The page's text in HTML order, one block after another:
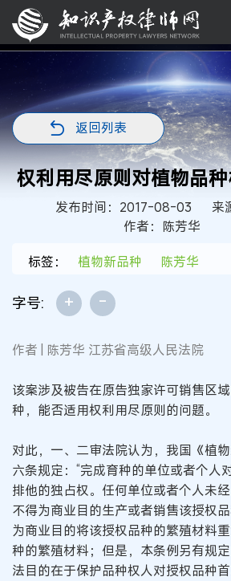
返回列表
权利用尽原则对植物品
发布时间：2017-08-03
来
作者：陈芳华
标签：
植物新品种 陈芳华
字号: + -
作者 | 陈芳华 江苏省高级人民法院
该案涉及被告在原告独家许可销售区
种，能否适用权利用尽原则的问题。
对此，一、二审法院认为，我国《植
六条规定：“完成育种的单位或者个人
排他的独占权。任何单位或者个人未经
不得为商业目的生产或者销售该授权
为商业目的将该授权品种的繁殖材料
种的繁殖材料；但是，本条例另有规
法目的在于保护品种权人对授权品种